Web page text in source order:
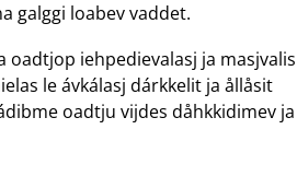
galggi loabev vaddet.
oadtjop iehpedievalasj ja masjvalis
le ávkálasj dárkkelit ja ållåsit
oadtju vijdes dåhkkidimev ja